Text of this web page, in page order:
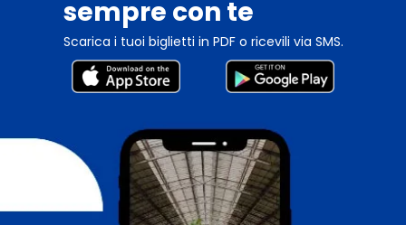
sempre con te
Scarica i tuoi biglietti in PDF o ricevili via SMS.